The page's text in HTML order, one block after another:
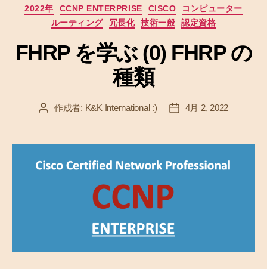
カ
テ
リ
ー
2022年 CCNP ENTERPRISE CISCO
コンピューター
ルーティング
冗長化 技術一般 認定資格
FHRP を学ぶ (0) FHRP の
種類
投 作成者: K&K International :)
投 4月 2, 2022